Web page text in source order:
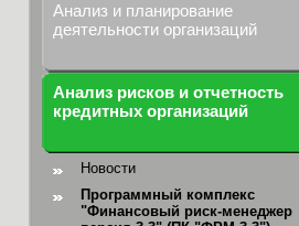
Анализ и планирование
деятельности организаций
Анализ рисков и отчетность
кредитных организаций
Новости
Программный комплекс
"Финансовый риск-менеджер